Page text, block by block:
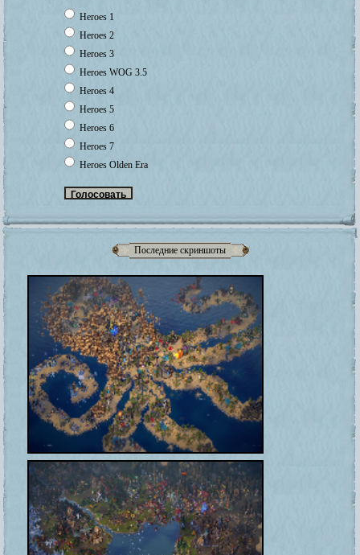
Heroes 1
Heroes 2
Heroes 3
Heroes WOG 3.5
Heroes 4
Heroes 5
Heroes 6
Heroes 7
Heroes Olden Era
Последние скриншоты